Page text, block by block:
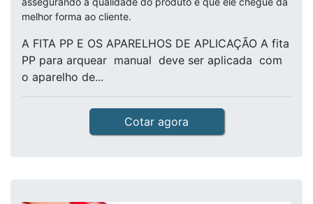
melhor forma ao cliente.
A FITA PP E OS APARELHOS DE APLICAÇÃO A fita
PP para arquear manual deve ser aplicada com
o aparelho de...
Cotar agora